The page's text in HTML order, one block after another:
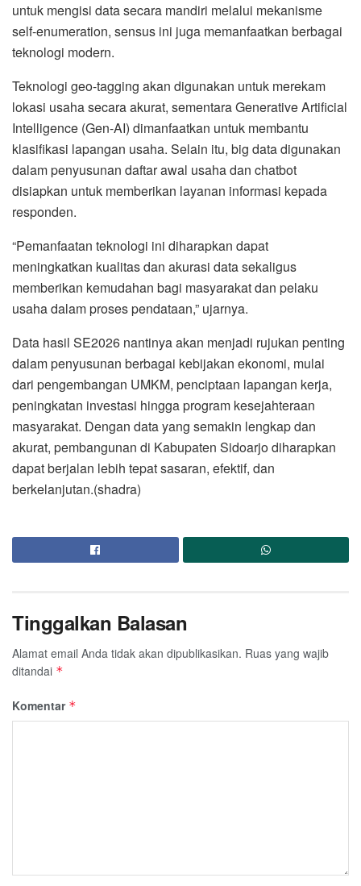
untuk mengisi data secara mandiri melalui mekanisme
self-enumeration, sensus ini juga memanfaatkan berbagai
teknologi modern.
Teknologi geo-tagging akan digunakan untuk merekam
lokasi usaha secara akurat, sementara Generative Artificial
Intelligence (Gen-AI) dimanfaatkan untuk membantu
klasifikasi lapangan usaha. Selain itu, big data digunakan
dalam penyusunan daftar awal usaha dan chatbot
disiapkan untuk memberikan layanan informasi kepada
responden.
“Pemanfaatan teknologi ini diharapkan dapat
meningkatkan kualitas dan akurasi data sekaligus
memberikan kemudahan bagi masyarakat dan pelaku
usaha dalam proses pendataan,” ujarnya.
Data hasil SE2026 nantinya akan menjadi rujukan penting
dalam penyusunan berbagai kebijakan ekonomi, mulai
dari pengembangan UMKM, penciptaan lapangan kerja,
peningkatan investasi hingga program kesejahteraan
masyarakat. Dengan data yang semakin lengkap dan
akurat, pembangunan di Kabupaten Sidoarjo diharapkan
dapat berjalan lebih tepat sasaran, efektif, dan
berkelanjutan.(shadra)
Tinggalkan Balasan
Alamat email Anda tidak akan dipublikasikan. Ruas yang wajib
ditandai *
Komentar *